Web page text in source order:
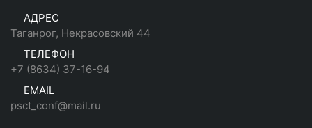
АДРЕС
Таганрог, Некрасовский 44
ТЕЛЕФОН
+7 (8634) 37-16-94
EMAIL
psct_conf@mail.ru